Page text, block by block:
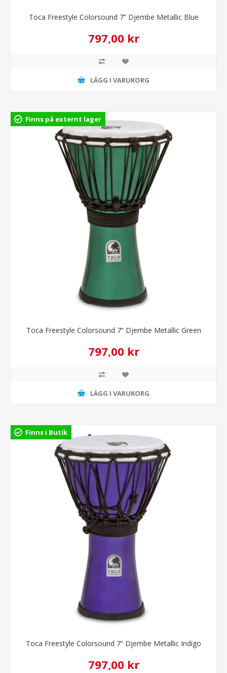
Toca Freestyle Colorsound 7” Djembe Metallic Blue
797,00 kr
LÄGG I VARUKORG
Finns på externt lager
Toca Freestyle Colorsound 7” Djembe Metallic Green
797,00 kr
LÄGG I VARUKORG
Finns i Butik
Toca Freestyle Colorsound 7” Djembe Metallic Indigo
797,00 kr